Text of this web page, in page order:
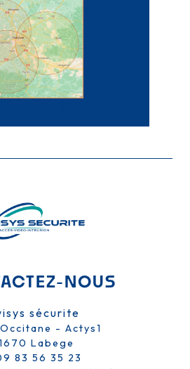
NOUS
sécurite
- Actys1
Labege
83 56 35 23